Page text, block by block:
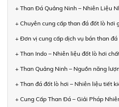
+ Than Đá Quảng Ninh – Nhiên Liệu
+ Chuyên cung cấp than đá đốt lò hơi
+ Đơn vị cung cấp dịch vụ bán than
+ Than Indo – Nhiên liệu đốt lò hơi
+ Than Quảng Ninh – Nguồn năng
+ Than đá đốt lò hơi – Nhiên liệu tiết
+ Cung Cấp Than Đá – Giải Pháp